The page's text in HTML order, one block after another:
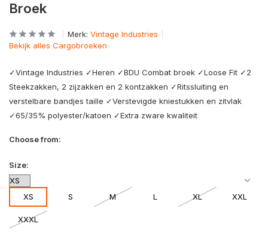
Broek
Merk: Vintage Industries
Bekijk alles Cargobroeken
✓Vintage Industries ✓Heren ✓BDU Combat broek ✓Loose Fit ✓2
Steekzakken, 2 zijzakken en 2 kontzakken ✓Ritssluiting en
verstelbare bandjes taille ✓Verstevigde kniestukken en zitvlak
✓65/35% polyester/katoen ✓Extra zware kwaliteit
Choose from:
Size:
XS S M L XL XXL
XXXL